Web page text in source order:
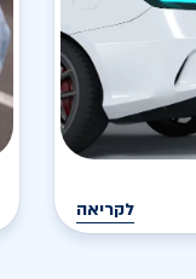
לקריאה